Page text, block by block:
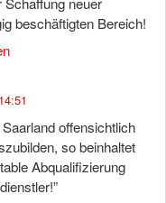
beschäftigten Bereich!
offensichtlich
so beinhaltet
Abqualifizierung